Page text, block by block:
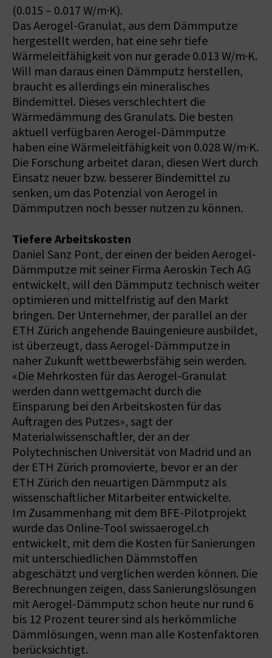
(0.015 – 0.017 W/m·K).
Das Aerogel-Granulat, aus dem Dämmputze
hergestellt werden, hat eine sehr tiefe
Wärmeleitfähigkeit von nur gerade 0.013 W/m·K.
Will man daraus einen Dämmputz herstellen,
braucht es allerdings ein mineralisches
Bindemittel. Dieses verschlechtert die
Wärmedämmung des Granulats. Die besten
aktuell verfügbaren Aerogel-Dämmputze
haben eine Wärmeleitfähigkeit von 0.028 W/m·K.
Die Forschung arbeitet daran, diesen Wert durch
Einsatz neuer bzw. besserer Bindemittel zu
senken, um das Potenzial von Aerogel in
Dämmputzen noch besser nutzen zu können.
Tiefere Arbeitskosten
Daniel Sanz Pont, der einen der beiden Aerogel-
Dämmputze mit seiner Firma Aeroskin Tech AG
entwickelt, will den Dämmputz technisch weiter
optimieren und mittelfristig auf den Markt
bringen. Der Unternehmer, der parallel an der
ETH Zürich angehende Bauingenieure ausbildet,
ist überzeugt, dass Aerogel-Dämmputze in
naher Zukunft wettbewerbsfähig sein werden.
«Die Mehrkosten für das Aerogel-Granulat
werden dann wettgemacht durch die
Einsparung bei den Arbeitskosten für das
Auftragen des Putzes», sagt der
Materialwissenschaftler, der an der
Polytechnischen Universität von Madrid und an
der ETH Zürich promovierte, bevor er an der
ETH Zürich den neuartigen Dämmputz als
wissenschaftlicher Mitarbeiter entwickelte.
Im Zusammenhang mit dem BFE-Pilotprojekt
wurde das Online-Tool swissaerogel.ch
entwickelt, mit dem die Kosten für Sanierungen
mit unterschiedlichen Dämmstoffen
abgeschätzt und verglichen werden können. Die
Berechnungen zeigen, dass Sanierungslösungen
mit Aerogel-Dämmputz schon heute nur rund 6
bis 12 Prozent teurer sind als herkömmliche
Dämmlösungen, wenn man alle Kostenfaktoren
berücksichtigt.